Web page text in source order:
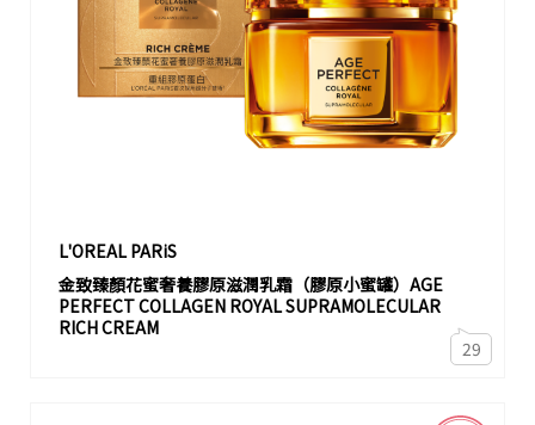
L'OREAL PARiS
金致臻顏花蜜奢養膠原滋潤乳霜（膠原小蜜罐）AGE
PERFECT COLLAGEN ROYAL SUPRAMOLECULAR
RICH CREAM
29